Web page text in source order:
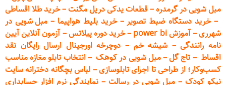
مبل شویی در گرمدره–قطعاتیدکی دریل مگنت–خرید طلا اقساطی
–خرید دستگاه ضبط تصویر–خرید بلیط هواپیما –مبل شویی در
شهرری–آموزش power bi –خرید دورهپیلاتس–آزمون آنلاین آیین
نامه رانندگی– شیشه خم – دوچرخه اورجینال ارسال رایگان نقد
اقساط – تاج گل–مبل شویی در کوهک–انتخاب تابلو مغازه مناسب
کسب‌وکار؛ از طراحی تا اجرای تابلوسازی– لباس بچگانه دخترانه سایت
نیکو کودک – مبل شویی در رسالت – نمایندگی نرم افزار حسابداری